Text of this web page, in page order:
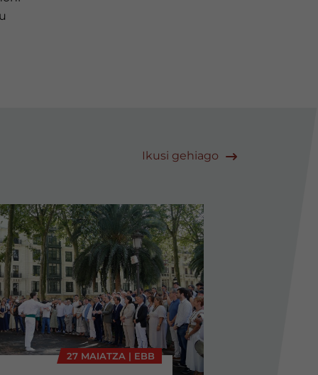
Ikusi gehiago
27 MAIATZA | EBB